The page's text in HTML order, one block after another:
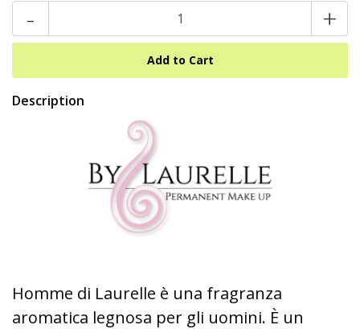
- +
Description
Homme di Laurelle è una fragranza
aromatica legnosa per gli uomini. È un